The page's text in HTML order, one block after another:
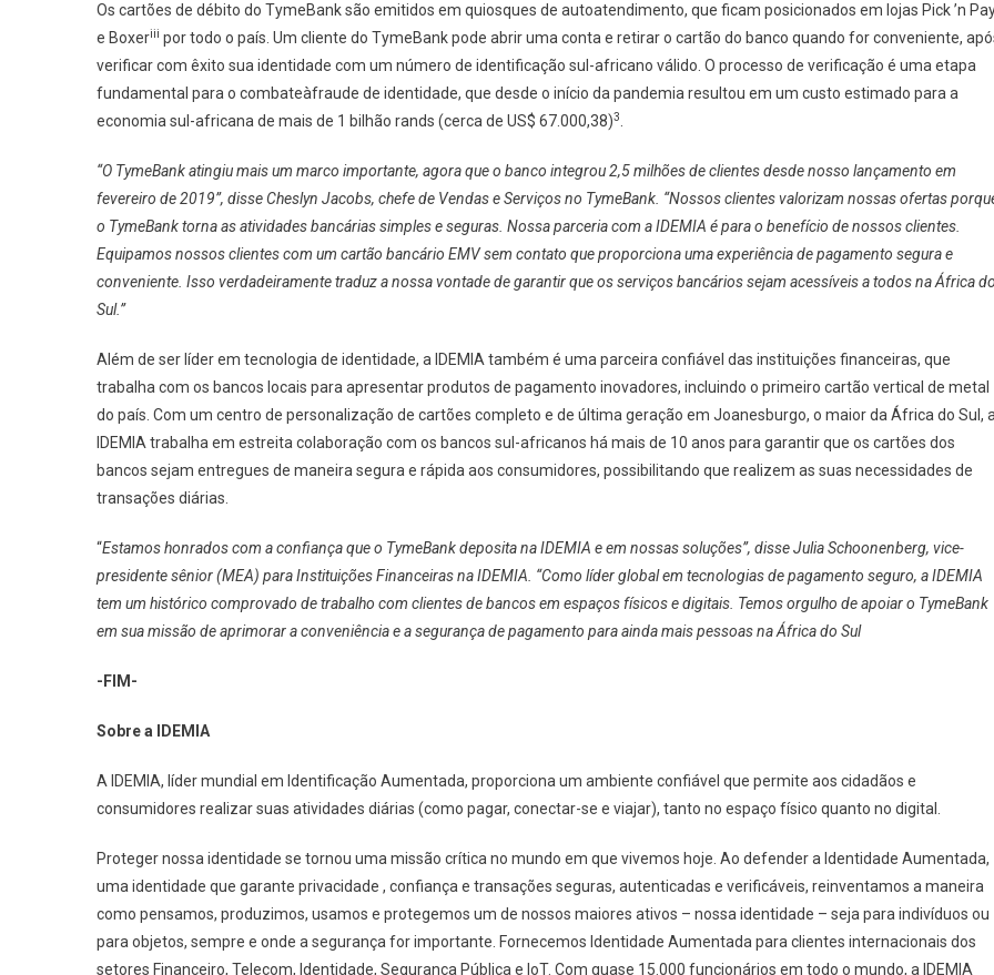
Os cartões de débito do TymeBank são emitidos em quiosques de autoatendimento, que ficam posicionados em lojas Pick ’n
e Boxeriii por todo o país. Um cliente do TymeBank pode abrir uma conta e retirar o cartão do banco quando for conveniente,
verificar com êxito sua identidade com um número de identificação sul-africano válido. O processo de verificação é uma etapa
fundamental para o combateàfraude de identidade, que desde o início da pandemia resultou em um custo estimado para a
economia sul-africana de mais de 1 bilhão rands (cerca de US$ 67.000,38)3.
“O TymeBank atingiu mais um marco importante, agora que o banco integrou 2,5 milhões de clientes desde nosso lançamento em
fevereiro de 2019”, disse Cheslyn Jacobs, chefe de Vendas e Serviços no TymeBank. “Nossos clientes valorizam nossas ofertas
o TymeBank torna as atividades bancárias simples e seguras. Nossa parceria com a IDEMIA é para o benefício de nossos clientes.
Equipamos nossos clientes com um cartão bancário EMV sem contato que proporciona uma experiência de pagamento segura e
conveniente. Isso verdadeiramente traduz a nossa vontade de garantir que os serviços bancários sejam acessíveis a todos na África
Sul.”
Além de ser líder em tecnologia de identidade, a IDEMIA também é uma parceira confiável das instituições financeiras, que
trabalha com os bancos locais para apresentar produtos de pagamento inovadores, incluindo o primeiro cartão vertical de metal
do país. Com um centro de personalização de cartões completo e de última geração em Joanesburgo, o maior da África do Sul,
IDEMIA trabalha em estreita colaboração com os bancos sul-africanos há mais de 10 anos para garantir que os cartões dos
bancos sejam entregues de maneira segura e rápida aos consumidores, possibilitando que realizem as suas necessidades de
transações diárias.
“Estamos honrados com a confiança que o TymeBank deposita na IDEMIA e em nossas soluções”, disse Julia Schoonenberg, vice-
presidente sênior (MEA) para Instituições Financeiras na IDEMIA. “Como líder global em tecnologias de pagamento seguro, a IDEMIA
tem um histórico comprovado de trabalho com clientes de bancos em espaços físicos e digitais. Temos orgulho de apoiar o TymeBank
em sua missão de aprimorar a conveniência e a segurança de pagamento para ainda mais pessoas na África do Sul
-FIM-
Sobre a IDEMIA
A IDEMIA, líder mundial em Identificação Aumentada, proporciona um ambiente confiável que permite aos cidadãos e
consumidores realizar suas atividades diárias (como pagar, conectar-se e viajar), tanto no espaço físico quanto no digital.
Proteger nossa identidade se tornou uma missão crítica no mundo em que vivemos hoje. Ao defender a Identidade Aumentada,
uma identidade que garante privacidade , confiança e transações seguras, autenticadas e verificáveis, reinventamos a maneira
como pensamos, produzimos, usamos e protegemos um de nossos maiores ativos – nossa identidade – seja para indivíduos ou
para objetos, sempre e onde a segurança for importante. Fornecemos Identidade Aumentada para clientes internacionais dos
setores Financeiro, Telecom, Identidade, Segurança Pública e IoT. Com quase 15.000 funcionários em todo o mundo, a IDEMIA